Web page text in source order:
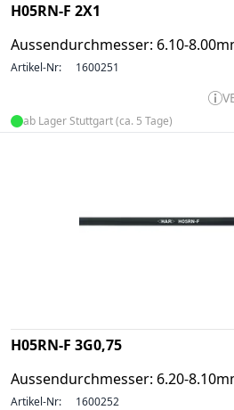
H05RN-F 2X1
Aussendurchmesser: 6.10-
Artikel-Nr: 1600251
ab Lager Stuttgart (ca. 5 Tage)
H05RN-F 3G0,75
Aussendurchmesser: 6.20-
Artikel-Nr: 1600252